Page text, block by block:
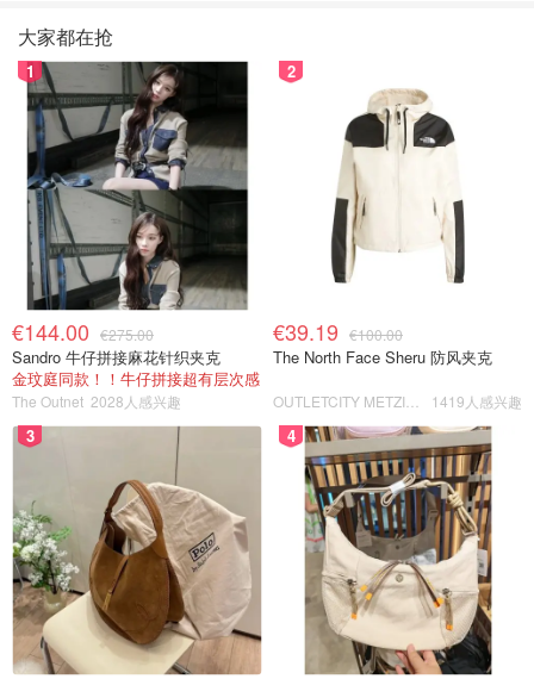
大家都在抢
1
€144.00 €275.00
Sandro 牛仔拼接麻花针织夹克
金玟庭同款！！牛仔拼接超有层次感
The Outnet 2028人感兴趣
2
€39.19 €100.00
The North Face Sheru 防风夹克
1419人感兴趣
3 4